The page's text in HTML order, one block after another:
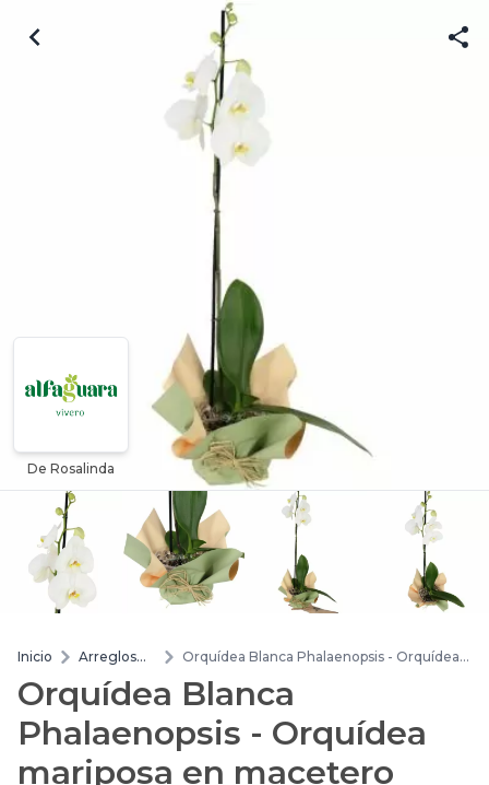
De Rosalinda
Inicio
Arreglos
Orquídea Blanca Phalaenopsis - Orquídea
Orquídea Blanca
Phalaenopsis - Orquídea
mariposa en macetero